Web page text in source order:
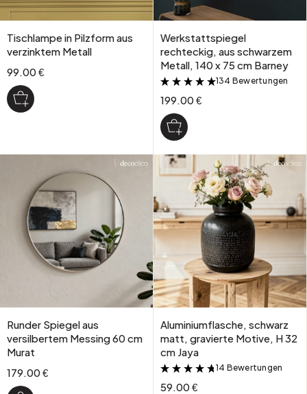
Tischlampe in Pilzform aus
verzinktem Metall
99.00 €
Werkstattspiegel
rechteckig, aus schwarzem
Metall, 140 x 75 cm Barney
&
134 Bewertungen
199.00 €
Runder Spiegel aus
versilbertem Messing 60 cm
Murat
179.00 €
Aluminiumflasche, schwarz
matt, gravierte Motive, H 32
cm Jaya
&
14 Bewertungen
59.00 €